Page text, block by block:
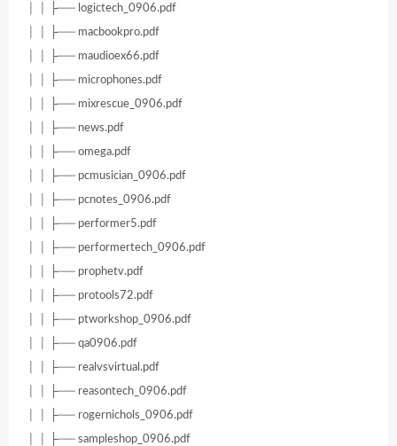
│ │ ├── logictech_0906.pdf
│ │ ├── macbookpro.pdf
│ │ ├── maudioex66.pdf
│ │ ├── microphones.pdf
│ │ ├── mixrescue_0906.pdf
│ │ ├── news.pdf
│ │ ├── omega.pdf
│ │ ├── pcmusician_0906.pdf
│ │ ├── pcnotes_0906.pdf
│ │ ├── performer5.pdf
│ │ ├── performertech_0906.pdf
│ │ ├── prophetv.pdf
│ │ ├── protools72.pdf
│ │ ├── ptworkshop_0906.pdf
│ │ ├── qa0906.pdf
│ │ ├── realvsvirtual.pdf
│ │ ├── reasontech_0906.pdf
│ │ ├── rogernichols_0906.pdf
│ │ ├── sampleshop_0906.pdf